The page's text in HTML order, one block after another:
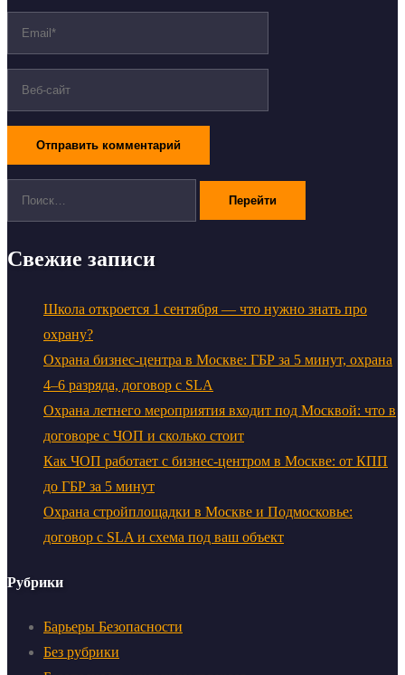
Свежие записи
Школа откроется 1 сентября — что нужно знать про
охрану?
Охрана бизнес-центра в Москве: ГБР за 5 минут, охрана
4–6 разряда, договор с SLA
Охрана летнего мероприятия входит под Москвой: что в
договоре с ЧОП и сколько стоит
Как ЧОП работает с бизнес-центром в Москве: от КПП
до ГБР за 5 минут
Охрана стройплощадки в Москве и Подмосковье:
договор с SLA и схема под ваш объект
Рубрики
Барьеры Безопасности
Без рубрики